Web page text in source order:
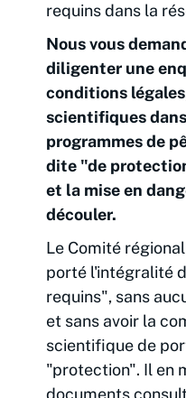
requins dans la
Nous vous
diligenter une
conditions
scientifiques
programmes de
dite "de
et la mise en
découler.
Le Comité
porté l'intégralité
requins", sans
et sans avoir la
scientifique de
"protection". Il en
documents